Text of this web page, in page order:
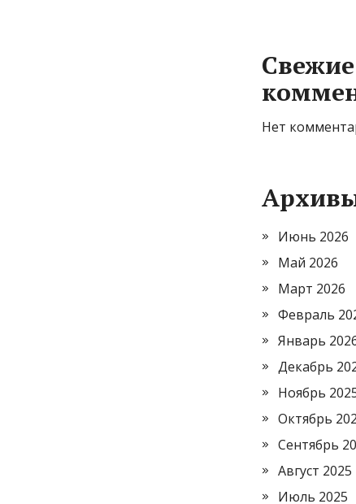
Свежие
Нет
Июнь 2026
Май 2026
Март 2026
Февраль
Январь
Декабрь
Ноябрь
Октябрь
Сентябрь
Август 2025
Июль 2025